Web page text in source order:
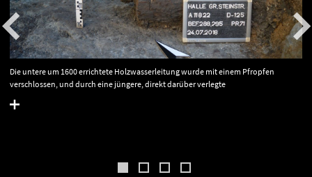
Die untere um 1600 errichtete Holzwasserleitung wurde mit einem Pfropfen
verschlossen, und durch eine jüngere, direkt darüber verlegte
© Landesamt für Denkmalpflege